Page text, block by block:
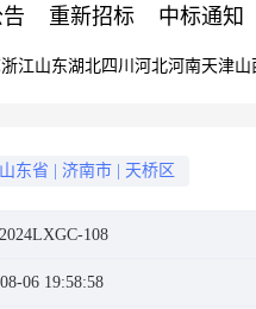
告(项目编
重新招标 中标通知
浙江山东湖北四川 河北河南天津山
山东省 济南市 天桥区
108
06 19:58:58